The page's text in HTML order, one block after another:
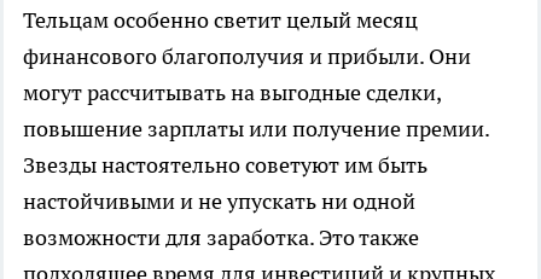
Тельцам особенно светит целый месяц
финансового благополучия и прибыли. Они
могут рассчитывать на выгодные сделки,
повышение зарплаты или получение премии.
Звезды настоятельно советуют им быть
настойчивыми и не упускать ни одной
возможности для заработка. Это также